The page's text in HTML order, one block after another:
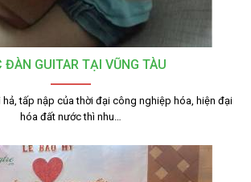
ĐÀN GUITAR TẠI VŨNG TÀU
tấp nập của thời đại công nghiệp hóa, hiện đại
hóa đất nước thì nhu…